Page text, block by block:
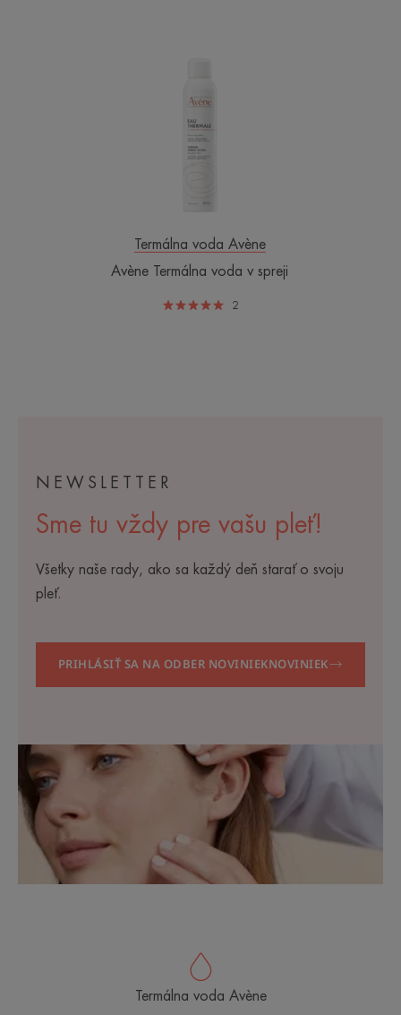
voda
spreji
Termálna voda Avène
Avène Termálna voda v spreji
2
NEWSLETTER
Sme tu vždy pre vašu pleť!
Všetky naše rady, ako sa každý deň starať o svoju
pleť.
PRIHLÁSIŤ SA NA ODBER NOVINIEKNOVINIEK
Termálna voda Avène